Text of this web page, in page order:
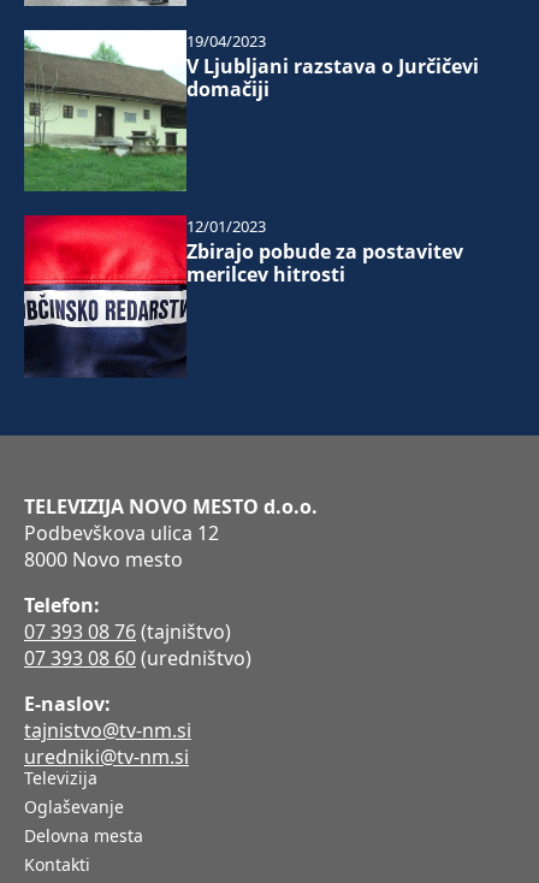
V Ljubljani razstava o Jurčičevi
domačiji
19/04/2023
Zbirajo pobude za postavitev
merilcev hitrosti
12/01/2023
TELEVIZIJA NOVO MESTO d.o.o.
Podbevškova ulica 12
8000 Novo mesto
Telefon:
07 393 08 76(tajništvo)
07 393 08 60(uredništvo)
E-naslov:
tajnistvo@tv-nm.si
uredniki@tv-nm.si
Televizija
Oglaševanje
Delovna mesta
Kontakti